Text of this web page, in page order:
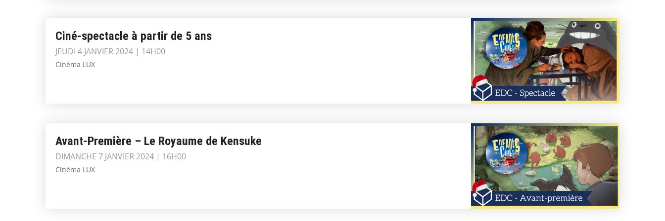
Ciné-spectacle à partir de 5 ans
JEUDI 4 JANVIER 2024 | 14H00
Cinéma LUX
Avant-Première – Le Royaume de Kensuke
DIMANCHE 7 JANVIER 2024 | 16H00
Cinéma LUX